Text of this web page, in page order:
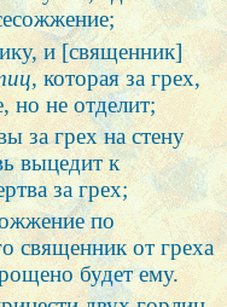
и [священник]
которая за грех,
но не отделит;
за грех на стену
выцедит к
за грех;
по
священник от греха
будет ему.